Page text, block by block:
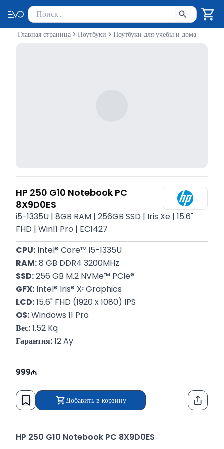
Поиск товаров
Введите минимум 2 символа для поиска. Нажмите Enter
Главная страница Ноутбуки Ноутбуки для учебы и дома
HP 250 G10 Notebook PC
8X9D0ES
i5-1335U | 8GB RAM | 256GB SSD | Iris Xe | 15.6"
FHD | Win11 Pro | EC1427
CPU: Intel® Core™ i5-1335U
RAM: 8 GB DDR4 3200MHz
SSD: 256 GB M.2 NVMe™ PCIe®
GFX: Intel® Iris® Xᵉ Graphics
LCD: 15.6" FHD (1920 x 1080) IPS
OS: Windows 11 Pro
Вес: 1.52 Kq
Гарантия: 12 Ay
999
Добавить в корзину
HP 250 G10 Notebook PC 8X9D0ES